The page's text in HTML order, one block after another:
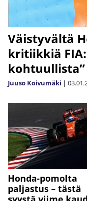
Väistyvältä
kritiikkiä
kohtuullista”
Juuso Koivumäki |
Honda-pomolta
paljastus – tästä